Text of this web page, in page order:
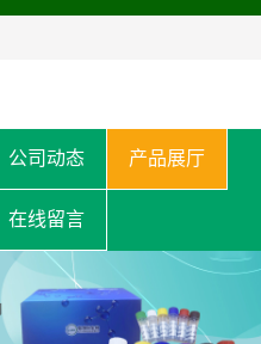
公司动态 产品展厅
在线留言